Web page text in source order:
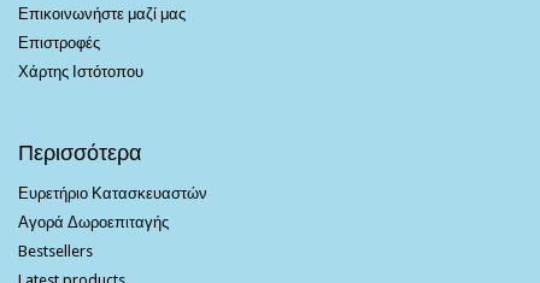
Επικοινωνήστε μαζί μας
Επιστροφές
Χάρτης Ιστότοπου
Περισσότερα
Ευρετήριο Κατασκευαστών
Αγορά Δωροεπιταγής
Bestsellers